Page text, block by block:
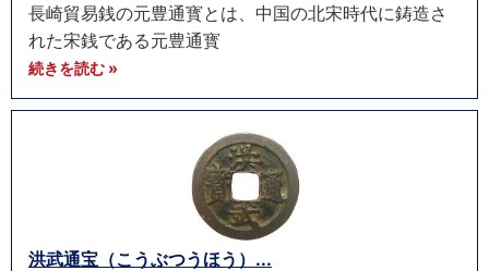
長崎貿易銭の元豊通寳とは、中国の北宋時代に鋳造さ
れた宋銭である元豊通寳
続きを読む »
洪武通宝（こうぶつうほう）...